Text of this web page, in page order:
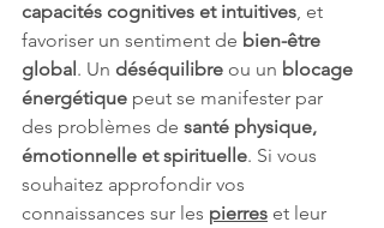
capacités cognitives et intuitives , et
favoriser un sentiment de bien-être
global. Un déséquilibre ou un blocage
énergétique peut se manifester par
des problèmes de santé physique,
émotionnelle et spirituelle. Si vous
souhaitez approfondir vos
connaissances sur les pierres et leur